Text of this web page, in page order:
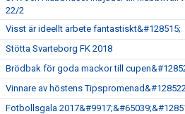
22/2
Visst är ideellt arbete fantastiskt&#128515;
Stötta Svarteborg FK 2018
Brödbak för goda mackor till
Vinnare av höstens
Fotbollsgala